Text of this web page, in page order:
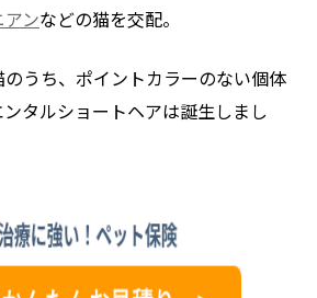
ンなどの猫を交配。
うち、ポイントカラーのない個体
タルショートヘアは誕生しまし